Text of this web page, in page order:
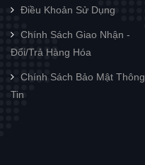
Điều Khoản Sử Dụng
Chính Sách Giao Nhận -
Đổi/Trả Hàng Hóa
Chính Sách Bảo Mật Thông
Tin